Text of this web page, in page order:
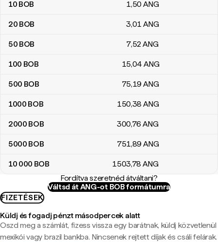
10 BOB 1,50 ANG
20 BOB 3,01 ANG
50 BOB 7,52ANG
100 BOB 15,04 ANG
500 BOB 75,19 ANG
1000 BOB 150,38 ANG
2000 BOB 300,76 ANG
5000 BOB 751,89 ANG
10 000 BOB 1503,78 ANG
Fordítva szeretnéd átváltani?
Váltsd át ANG-ot BOB formátumra
FIZETÉSEK
Küldj és fogadj pénzt másodpercek alatt
Oszd meg a számlát, fizess vissza egy barátnak, küldj közvetlenül
mexikói vagy brazil bankba. Nincsenek rejtett díjak és csáli felárak.